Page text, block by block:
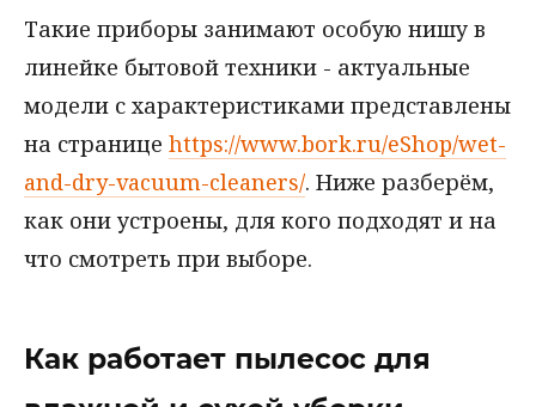
Такие приборы занимают особую нишу в
линейке бытовой техники - актуальные
модели с характеристиками представлены
на странице https://www.bork.ru/eShop/wet-
and-dry-vacuum-cleaners/. Ниже разберём,
как они устроены, для кого подходят и на
что смотреть при выборе.
Как работает пылесос для